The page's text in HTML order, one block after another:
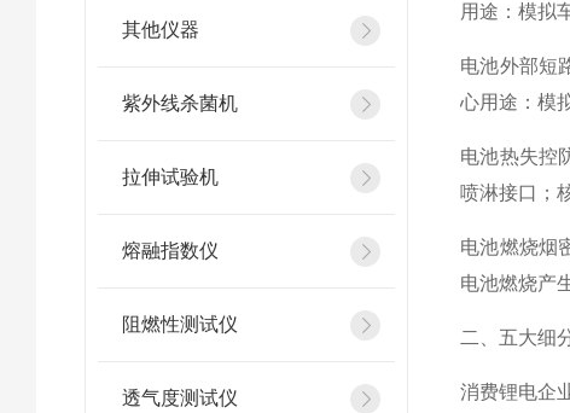
其他仪器
紫外线杀菌机
拉伸试验机
熔融指数仪
阻燃性测试仪
透气度测试仪
用途：模拟
电池外部短
心用途：模
电池热失控
喷淋接口；
电池燃烧烟
电池燃烧产
二、五大细
消费锂电企